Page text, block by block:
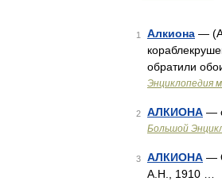
1 Алкиона —
обратили
Энциклопедия
2 АЛКИОНА —
Большой
3 АЛКИОНА —
А.Н., 1910 …